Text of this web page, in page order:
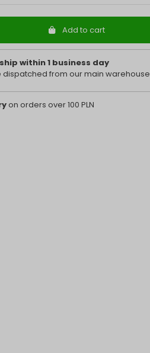
Add to cart
within 1 business day
dispatched from our main warehouse
on orders over 100 PLN